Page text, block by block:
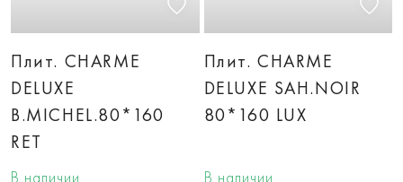
Плит. CHARME
DELUXE
B.MICHEL.80*160
RET
Плит. CHARME
DELUXE SAH.NOIR
80*160 LUX